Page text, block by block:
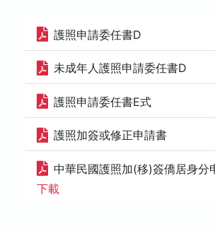
護照申請委任書D
未成年人護照申請委任書D
護照申請委任書E式
護照加簽或修正申請書
中華民國護照加(移)簽僑居身分
下載